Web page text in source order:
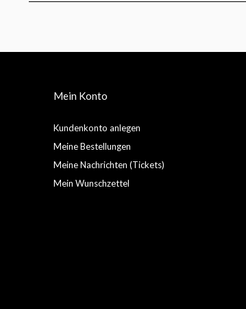
Mein Konto
Kundenkonto anlegen
Meine Bestellungen
Meine Nachrichten (Tickets)
Mein Wunschzettel